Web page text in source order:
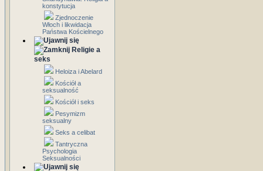
konstytucja
Zjednoczenie
Włoch i likwidacja
Państwa Kościelnego
Religie a
seks
Heloiza i Abelard
Kościół a
seksualność
Kościół i seks
Pesymizm
seksualny
Seks a celibat
Tantryczna
Psychologia
Seksualności